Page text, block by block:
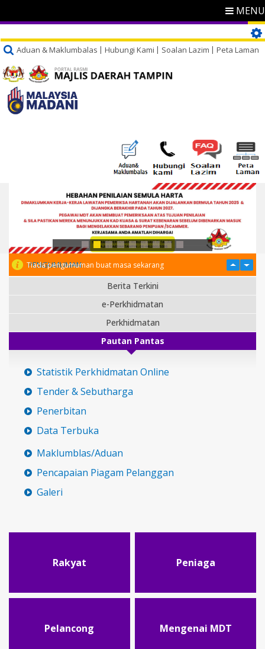
MENU
Aduan & Maklumbalas Hubungi Kami Soalan Lazim Peta Laman
PENGUMUMAN
Tiada pengumuman buat masa sekarang
Berita Terkini
e-Perkhidmatan
Perkhidmatan
Pautan Pantas
Statistik Perkhidmatan Online
Tender & Sebutharga
Penerbitan
Data Terbuka
Maklumblas/Aduan
Pencapaian Piagam Pelanggan
Galeri
Rakyat Peniaga
Pelancong Mengenai MDT